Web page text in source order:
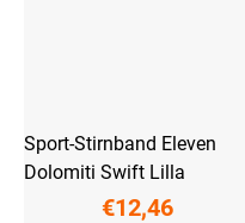
Sport-Stirnband Eleven
Dolomiti Swift Lilla
€12,46